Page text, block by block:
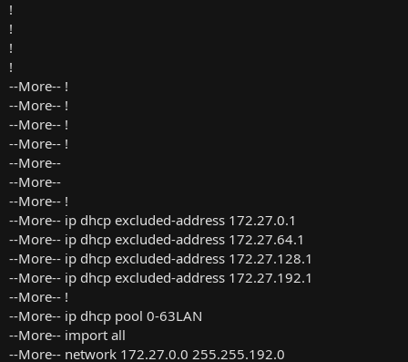
!
!
!
!
--More-- !
--More-- !
--More-- !
--More-- !
--More--
--More--
--More-- !
--More-- ip dhcp excluded-address 172.27.0.1
--More-- ip dhcp excluded-address 172.27.64.1
--More-- ip dhcp excluded-address 172.27.128.1
--More-- ip dhcp excluded-address 172.27.192.1
--More-- !
--More-- ip dhcp pool 0-63LAN
--More-- import all
--More-- network 172.27.0.0 255.255.192.0